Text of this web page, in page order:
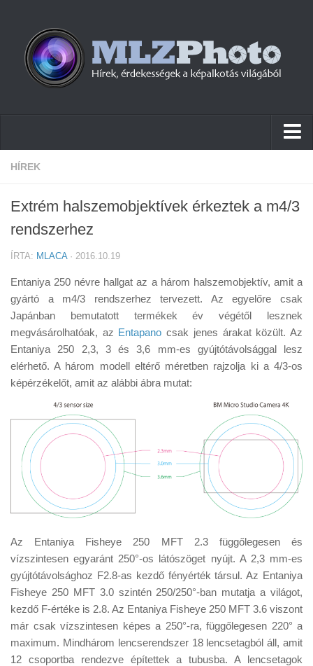
Hírek
Cikkek
Tudástár
Tanácsok
Érdekességek
Helyszíni Riport
HÍREK
Extrém halszemobjektívek érkeztek a m4/3
rendszerhez
ÍRTA: MLACA· 2016.10.19
Entaniya 250 névre hallgat az a három halszemobjektív, amit a
gyártó a m4/3 rendszerhez tervezett. Az egyelőre csak
Japánban bemutatott termékek év végétől lesznek
megvásárolhatóak, az Entapano csak jenes árakat közült. Az
Entaniya 250 2,3, 3 és 3,6 mm-es gyújtótávolsággal lesz
elérhető. A három modell eltérő méretben rajzolja ki a 4/3-os
képérzékelőt, amit az alábbi ábra mutat:
Az Entaniya Fisheye 250 MFT 2.3 függőlegesen és
vízszintesen egyaránt 250°-os látószöget nyújt. A 2,3 mm-es
gyújtótávolsághoz F2.8-as kezdő fényérték társul. Az Entaniya
Fisheye 250 MFT 3.0 szintén 250/250°-ban mutatja a világot,
kezdő F-értéke is 2.8. Az Entaniya Fisheye 250 MFT 3.6 viszont
már csak vízszintesen képes a 250°-ra, függőlegesen 220° a
maximum. Mindhárom lencserendszer 18 lencsetagból áll, amit
12 csoportba rendezve építettek a tubusba. A lencsetagok